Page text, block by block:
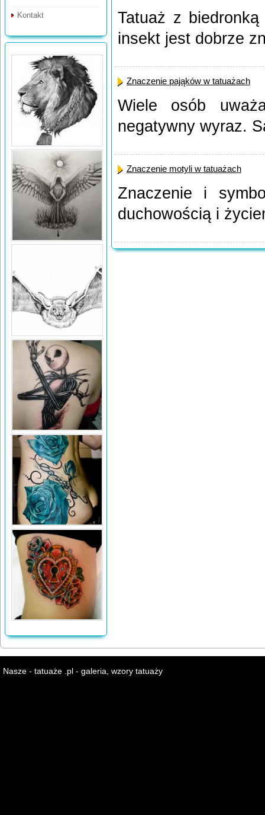
Tatuaż z
insekt jest dobrze
Znaczenie pająków w tatuażach
Wiele osób
negatywny wyraz.
Znaczenie motyli w tatuażach
Znaczenie i
duchowością i
Kontakt
Nasze - tatuaże .pl - galeria, wzory tatuaży